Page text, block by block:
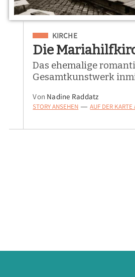
Eingeordnet unter
KIRCHE
Die
Das ehemalige
Gesamtkunstwerk
Von Nadine Raddatz
STORY ANSEHEN — AUF DER KARTE